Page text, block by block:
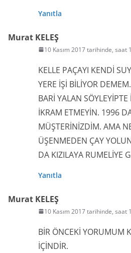
Yanıtla
Murat KELEŞ
10 Kasım 2017 tarihinde, saat
KELLE PAÇAYI KENDİ
YERE İŞİ BİLİYOR
BARİ YALAN
İKRAM ETMEYİN. 1996
MÜŞTERİNİZDİM. AMA
ÜŞENMEDEN ÇAY
DA KIZILAYA RUMELİYE
Yanıtla
Murat KELEŞ
10 Kasım 2017 tarihinde, saat
BİR ÖNCEKİ YORUMUM
İÇİNDİR.